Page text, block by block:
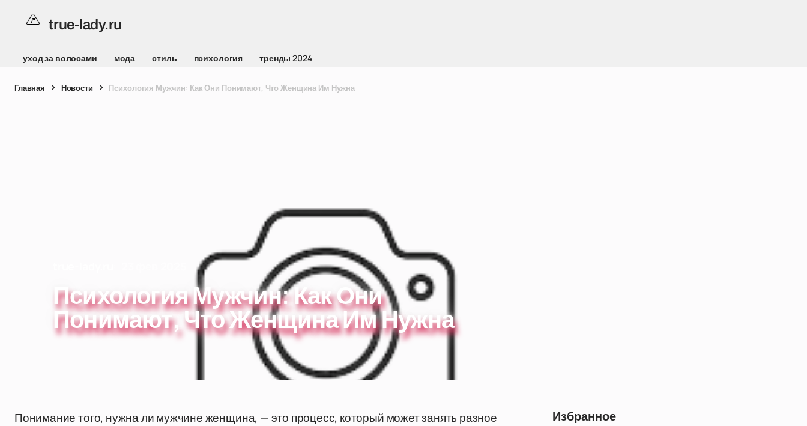
true-lady.ru
уход за волосами мода стиль психология тренды 2024
Главная Новости Психология Мужчин: Как Они Понимают, Что Женщина Им Нужна
Психология Мужчин: Как Они
Понимают, Что Женщина Им Нужна
Понимание того, нужна ли мужчине женщина, — это процесс, который может занять разное
Избранное